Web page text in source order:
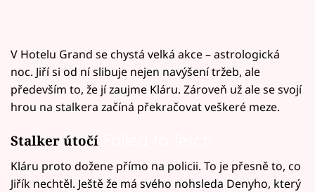
Sledujte nás
V Hotelu Grand se chystá velká akce – astrologická
noc. Jiří si od ní slibuje nejen navýšení tržeb, ale
především to, že jí zaujme Kláru. Zároveň už ale se svojí
hrou na stalkera začíná překračovat veškeré meze.
Stalker útočí
Kláru proto dožene přímo na policii. To je přesně to, co
Jiřík nechtěl. Ještě že má svého nohsleda Denyho, který